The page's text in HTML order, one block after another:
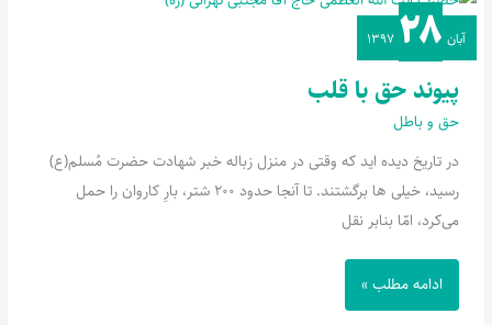
آبان ۲۸ ۱۳۹۷
پیوند حق با قلب
حق و باطل
در تاریخ دیده اید که وقتی در منزل زباله خبر شهادت حضرت مُسلم(ع)
رسید، خیلی ها برگشتند. تا آنجا حدود 200 شتر، بارِ کاروان را حمل
می‌کرد، امّا بنابر نقل
پیوند
حق
قلب
ادامه مطلب »